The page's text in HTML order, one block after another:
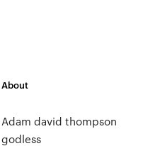
About
Adam david thompson
godless